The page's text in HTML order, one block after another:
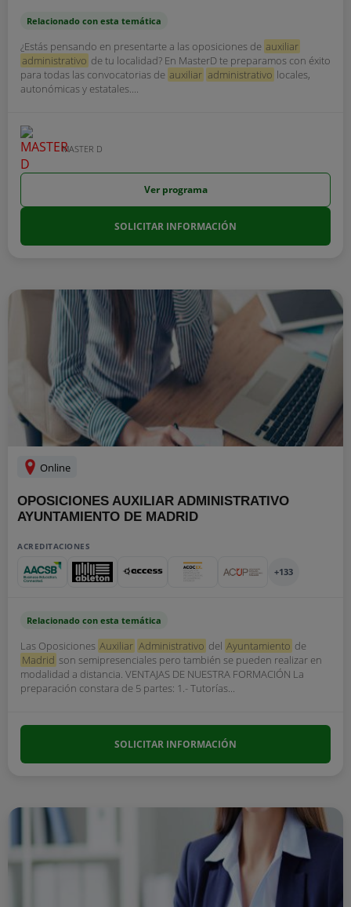
Relacionado con esta temática
¿Estás pensando en presentarte a las oposiciones de auxiliar
administrativo de tu localidad? En MasterD te preparamos con éxito
para todas las convocatorias de auxiliar administrativo locales,
autonómicas y estatales....
MASTER D
Ver programa
SOLICITAR INFORMACIÓN
Online
OPOSICIONES AUXILIAR ADMINISTRATIVO
AYUNTAMIENTO DE MADRID
ACREDITACIONES
+133
Relacionado con esta temática
Las Oposiciones Auxiliar Administrativo del Ayuntamiento de
Madrid son semipresenciales pero también se pueden realizar en
modalidad a distancia. VENTAJAS DE NUESTRA FORMACIÓN La
preparación constara de 5 partes: 1.- Tutorías...
SOLICITAR INFORMACIÓN